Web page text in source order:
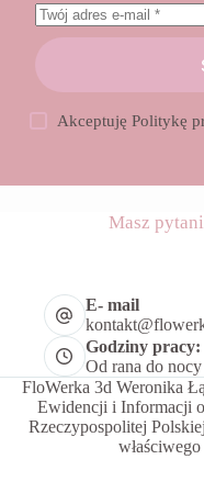
AkceptujęPolitykę
Masz
E- mail
Godziny pracy:
Od rana do
FloWerka 3d Weronika
Ewidencji i Informacji
Rzeczypospolitej